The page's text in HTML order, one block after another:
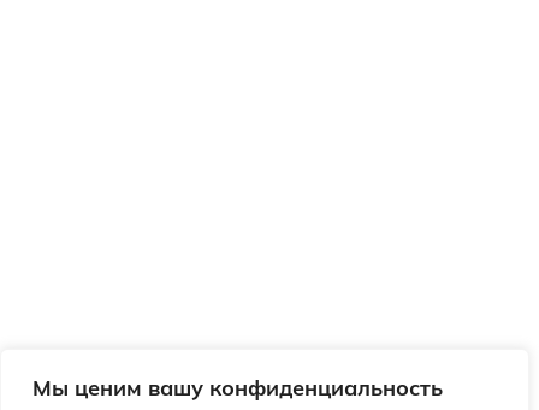
Мы ценим вашу конфиденциальность